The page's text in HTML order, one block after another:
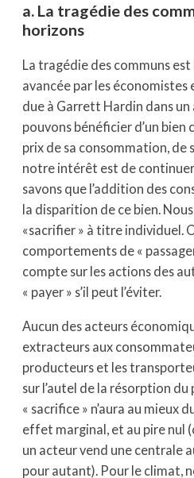
a. La tragédie des
horizons
La tragédie des communs
avancée par les
due à Garrett Hardin dans
pouvons bénéficier d’un bien
prix de sa consommation, de
notre intérêt est de continuer
savons que l’addition des
la disparition de ce bien.
«sacrifier » à titre individuel.
comportements de «
compte sur les actions des
« payer » s’il peut l’éviter.
Aucun des acteurs
extracteurs aux
producteurs et les
sur l’autel de la résorption
« sacrifice » n’aura au mieux
effet marginal, et au pire nul
un acteur vend une centrale
pour autant). Pour le climat,